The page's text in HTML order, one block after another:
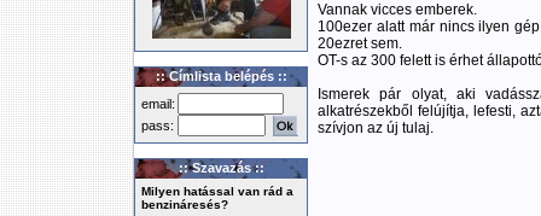
:: Címlista belépés ::
email:
pass:
:: Szavazás ::
Milyen hatással van rád a
benzináresés?
Vannak vicces emberek.
100ezer alatt már nincs ilyen
20ezret sem.
OT-s az 300 felett is érhet
Ismerek pár olyat, aki
alkatrészekből felújítja, lefesti,
szívjon az új tulaj.